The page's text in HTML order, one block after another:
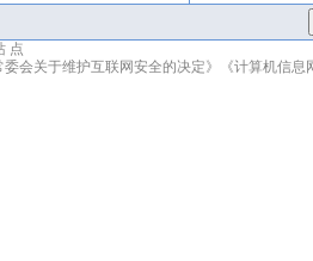
点
委会关于维护互联网安全的决定》 《计算机信